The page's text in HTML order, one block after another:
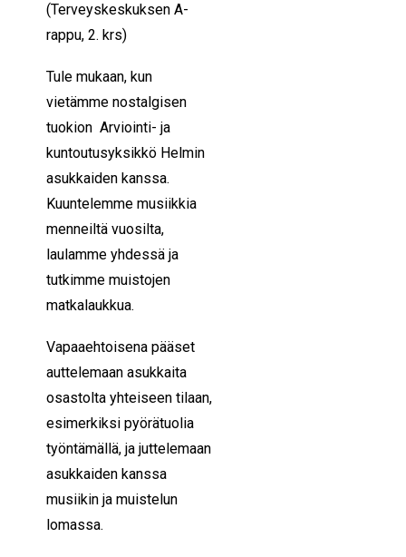
(Terveyskeskuksen A-
rappu, 2. krs)
Tule mukaan, kun
vietämme nostalgisen
tuokion Arviointi- ja
kuntoutusyksikkö Helmin
asukkaiden kanssa.
Kuuntelemme musiikkia
menneiltä vuosilta,
laulamme yhdessä ja
tutkimme muistojen
matkalaukkua.
Vapaaehtoisena pääset
auttelemaan asukkaita
osastolta yhteiseen tilaan,
esimerkiksi pyörätuolia
työntämällä, ja juttelemaan
asukkaiden kanssa
musiikin ja muistelun
lomassa.